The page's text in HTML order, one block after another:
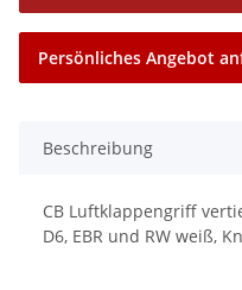
Persönliches Angebot
Beschreibung
CB Luftklappengriff
D6, EBR und RW weiß,